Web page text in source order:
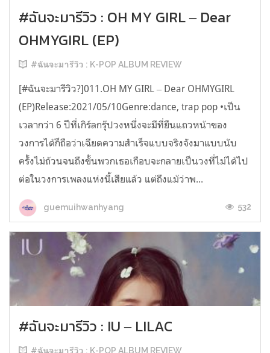
#ฉันจะมารีวิว : OH MY GIRL ‒ Dear
OHMYGIRL (EP)
#ฉันจะมารีวิว : K-POP ALBUM REVIEW
[#ฉันจะมารีวิว?]011.OH MY GIRL ‒ Dear OHMYGIRL
(EP)Release:2021/05/10Genre:dance, trap pop •เป็น
เวลากว่า 6 ปีที่เกิร์ลกรุ๊ปวงหนึ่งจะมีที่ยืนแถวหน้าของ
วงการได้ก็ถือว่าเฉียดความสำเร็จแบบจริงจังมาแบบนับ
ครั้งไม่ถ้วนจนถึงขั้นพวกเธอเกือบจะกลายเป็นวงที่ไม่ได้ไป
ต่อในวงการเพลงแห่งนี้เสียแล้ว แต่ถึงแม้ว่าพ...
guemuihwanhyang 532
#ฉันจะมารีวิว : IU ‒ LILAC
#ฉันจะมารีวิว : K-POP ALBUM REVIEW